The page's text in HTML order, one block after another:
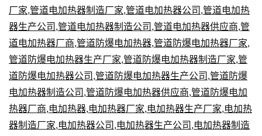
厂家,管道电加热器制造厂家,管道电加热器公司 ,管道电加热
器生产公司 ,管道电加热器制造公司 ,管道电加热器供应商,管
道电加热器厂商,管道防爆电加热器,管道防爆电加热器厂家,
管道防爆电加热器生产厂家,管道防爆电加热器制造厂家,管
道防爆电加热器公司 ,管道防爆电加热器生产公司 ,管道防爆
电加热器制造公司 ,管道防爆电加热器供应商,管道防爆电加
热器厂商,电加热器,电加热器厂家,电加热器生产厂家,电加热
器制造厂家,电加热器公司 ,电加热器生产公司 ,电加热器制造